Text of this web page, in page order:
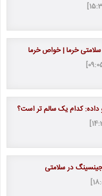
داده: کدام یک سالم تر است؟